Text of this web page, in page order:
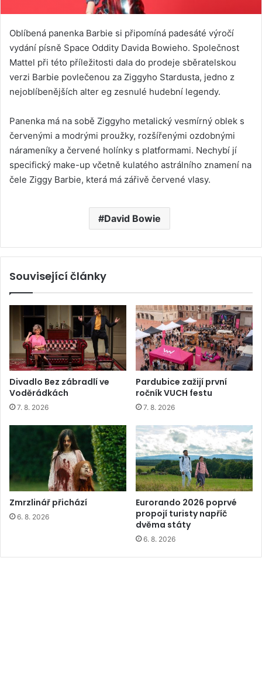
Oblíbená panenka Barbie si připomíná padesáté výročí
vydání písně Space Oddity Davida Bowieho. Společnost
Mattel při této příležitosti dala do prodeje sběratelskou
verzi Barbie povlečenou za Ziggyho Stardusta, jedno z
nejoblíbenějších alter eg zesnulé hudební legendy.
Panenka má na sobě Ziggyho metalický vesmírný oblek s
červenými a modrými proužky, rozšířenými ozdobnými
nárameníky a červené holínky s platformami. Nechybí jí
specifický make-up včetně kulatého astrálního znamení na
čele Ziggy Barbie, která má zářivě červené vlasy.
David Bowie
Související články
Divadlo Bez zábradlí ve
Voděrádkách
7. 8. 2026
Pardubice zažijí první
ročník VUCH festu
7. 8. 2026
Zmrzlinář přichází
6. 8. 2026
Eurorando 2026 poprvé
propojí turisty napříč
dvěma státy
6. 8. 2026